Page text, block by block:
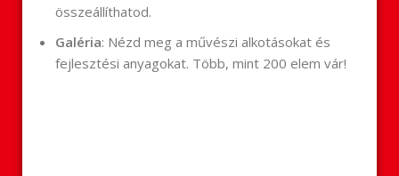
összeállíthatod.
Galéria: Nézd meg a művészi alkotásokat és
fejlesztési anyagokat. Több, mint 200 elem vár!